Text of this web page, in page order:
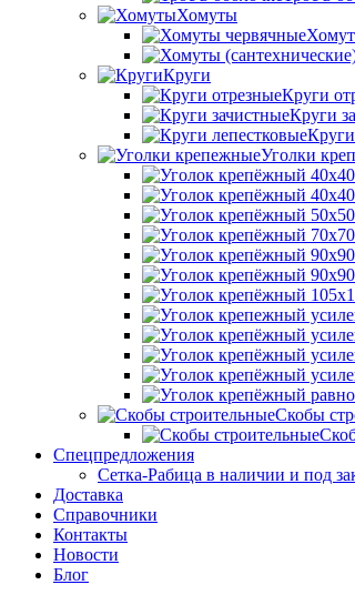
Хомуты
Круги
Круги
Круги
Уголки
Скобы
Спецпредложения
Сетка-Рабица в наличии и под
Доставка
Справочники
Контакты
Новости
Блог